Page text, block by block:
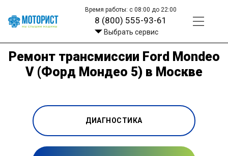
Время работы: с 08:00 до 22:00
8 (800) 555-93-61
Выбрать сервис
Ремонт трансмиссии Ford Mondeo
V (Форд Мондео 5) в Москве
ДИАГНОСТИКА